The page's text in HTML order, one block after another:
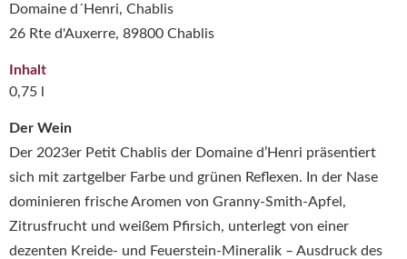
Der Wein
Der 2023er Petit Chablis der Domaine d’Henri präsentiert
sich mit zart­gelber Farbe und grünen Reflexen. In der Nase
dominieren frische Aromen von Granny-Smith-Apfel,
Zitrusfrucht und weißem Pfirsich, unterlegt von einer
dezenten Kreide- und Feuerstein-Mineralik – Ausdruck des
Domaine d´Henri, Chablis
26 Rte d'Auxerre, 89800 Chablis
Inhalt
0,75 l